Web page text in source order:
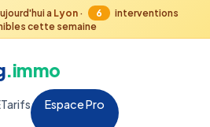
a Lyon · 6
interventions
cette semaine
.immo
Tarifs Espace Pro